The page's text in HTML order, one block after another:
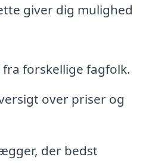
giver dig mulighed
forskellige fagfolk.
over priser og
der bedst